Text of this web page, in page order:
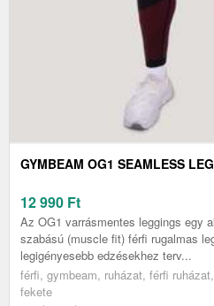
GYMBEAM OG1 SEAMLESS
12 990 Ft
Az OG1 varrásmentes leggings egy
szabású (muscle fit) férfi rugalmas
legigényesebb edzésekhez terv...
férfi, gymbeam, ruházat, férfi
fekete